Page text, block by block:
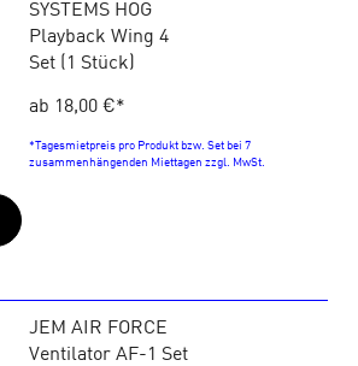
SYSTEMS HOG
Playback Wing 4
Set (1 Stück)
ab 18,00 €*
*Tagesmietpreis pro Produkt bzw. Set bei 7
zusammenhängenden Miettagen zzgl. MwSt.
JEM AIR FORCE
Ventilator AF-1 Set